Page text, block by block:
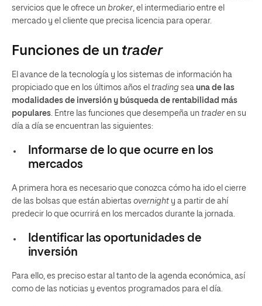
servicios que le ofrece un broker, el intermediario entre el
mercado y el cliente que precisa licencia para operar.
Funciones de un trader
El avance de la tecnología y los sistemas de información ha
propiciado que en los últimos años el trading sea una de las
modalidades de inversión y búsqueda de rentabilidad más
populares . Entre las funciones que desempeña un traderen su
día a día se encuentran las siguientes:
Informarse de lo que ocurre en los
mercados
A primera hora es necesario que conozca cómo ha ido el cierre
de las bolsas que están abiertas overnight y a partir de ahí
predecir lo que ocurrirá en los mercados durante la jornada.
Identificar las oportunidades de
inversión
Para ello, es preciso estar al tanto de la agenda económica, así
como de las noticias y eventos programados para el día.